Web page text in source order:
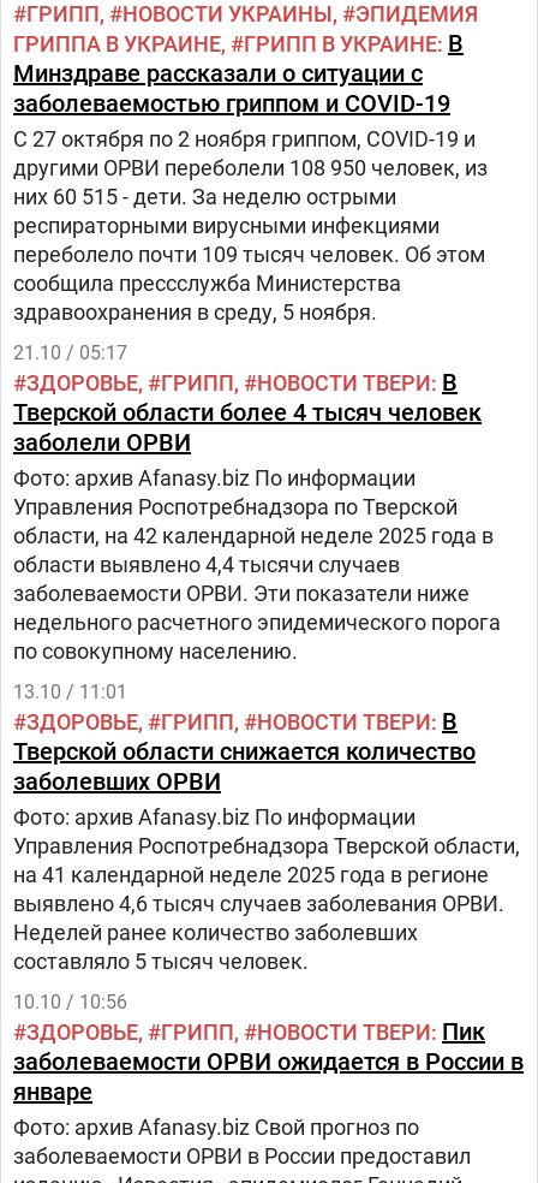
ГРИПП НОВОСТИ УКРАИНЫ
ЭПИДЕМИЯ
ГРИППА В УКРАИНЕ
ГРИПП В УКРАИНЕ В
Минздраве рассказали о ситуации с
заболеваемостью гриппом и COVID-19
С 27 октября по 2 ноября гриппом, COVID-19 и
другими ОРВИ переболели 108 950 человек, из
них 60 515 - дети. За неделю острыми
респираторными вирусными инфекциями
переболело почти 109 тысяч человек. Об этом
сообщила прессслужба Министерства
здравоохранения в среду, 5 ноября.
21.10 / 05:17
ЗДОРОВЬЕ ГРИПП НОВОСТИ ТВЕРИ В
Тверской области более 4 тысяч человек
заболели ОРВИ
Фото: архив Afanasy.biz По информации
Управления Роспотребнадзора по Тверской
области, на 42 календарной неделе 2025 года в
области выявлено 4,4 тысячи случаев
заболеваемости ОРВИ. Эти показатели ниже
недельного расчетного эпидемического порога
по совокупному населению.
13.10 / 11:01
ЗДОРОВЬЕ ГРИПП НОВОСТИ ТВЕРИ В
Тверской области снижается количество
заболевших ОРВИ
Фото: архив Afanasy.biz По информации
Управления Роспотребнадзора Тверской области,
на 41 календарной неделе 2025 года в регионе
выявлено 4,6 тысяч случаев заболевания ОРВИ.
Неделей ранее количество заболевших
составляло 5 тысяч человек.
10.10 / 10:56
ЗДОРОВЬЕ ГРИПП НОВОСТИ ТВЕРИ Пик
заболеваемости ОРВИ ожидается в России в
январе
Фото: архив Afanasy.biz Свой прогноз по
заболеваемости ОРВИ в России предоставил